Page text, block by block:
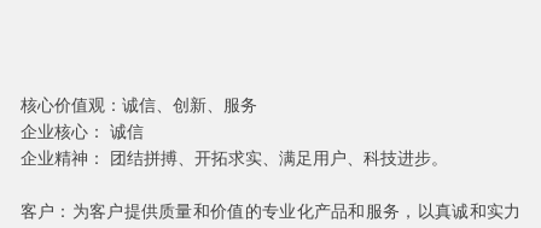
核心价值观：诚信、创新、服务
企业核心： 诚信
企业精神： 团结拼搏、开拓求实、满足用户、科技进步。
客户：为客户提供质量和价值的专业化产品和服务，以真诚和实力